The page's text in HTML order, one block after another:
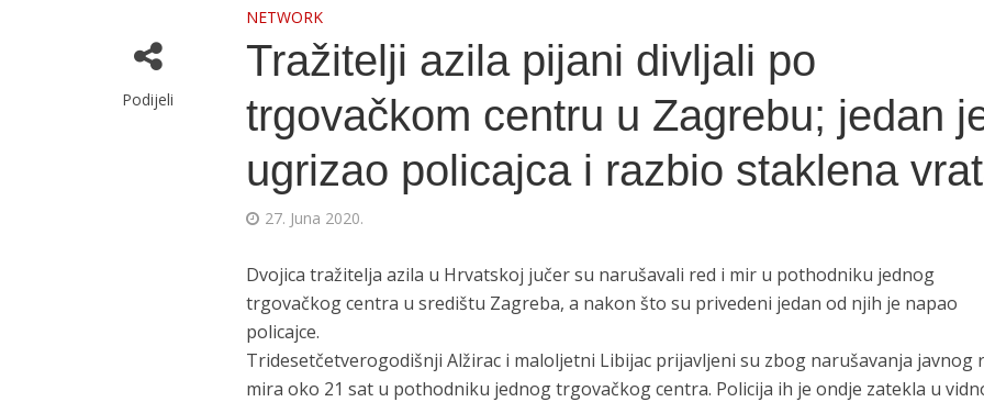
Podijeli
NETWORK
Tražitelji azila pijani divljali po
trgovačkom centru u Zagrebu; jedan
ugrizao policajca i razbio staklena
27. Juna 2020.
Dvojica tražitelja azila u Hrvatskoj jučer su narušavali red i mir u pothodniku jednog
trgovačkog centra u središtu Zagreba, a nakon što su privedeni jedan od njih je napao
policajce.
Tridesetčetverogodišnji Alžirac i maloljetni Libijac prijavljeni su zbog narušavanja javnog
mira oko 21 sat u pothodniku jednog trgovačkog centra. Policija ih je ondje zatekla u